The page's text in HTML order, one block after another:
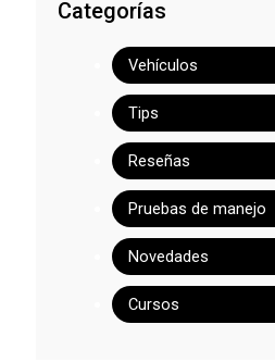
Categorías
Vehículos
Tips
Reseñas
Pruebas de manejo
Novedades
Cursos